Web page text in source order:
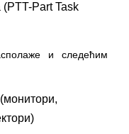
Part Task
и следећим